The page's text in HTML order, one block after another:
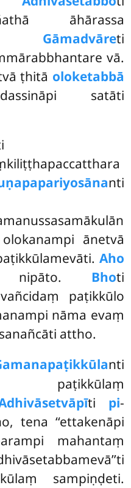
āhārassa
Gāmadvāreti
vā.
ṭhitā oloketabbā
satāti
nti
ānetvā
Aho
nipāto. Bhoti
paṭikkūlo
nāma evaṃ
attho.
nti
paṭikkūlaṃ
ti pi-
tena ‘‘ettakenāpi
mahantaṃ
sampiṇḍeti.